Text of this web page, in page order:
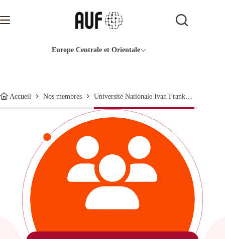
contenu
Europe Centrale et Orientale
Accueil Nos membres